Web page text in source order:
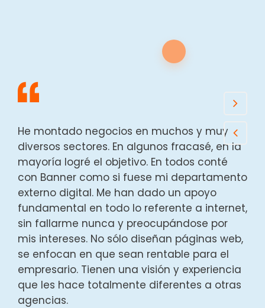
He montado negocios en muchos y muy
diversos sectores. En algunos fracasé, en la
mayoría logré el objetivo. En todos conté
con Banner como si fuese mi departamento
externo digital. Me han dado un apoyo
fundamental en todo lo referente a internet,
sin fallarme nunca y preocupándose por
mis intereses. No sólo diseñan páginas web,
se enfocan en que sean rentable para el
empresario. Tienen una visión y experiencia
que les hace totalmente diferentes a otras
agencias.